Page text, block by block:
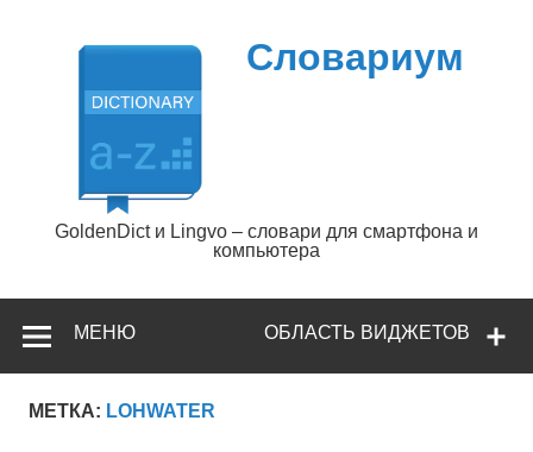
содержимому
Словариум
GoldenDict и Lingvo – словари для смартфона и
компьютера
ОБЛАСТЬ ВИДЖЕТОВ
МЕНЮ
МЕТКА: LOHWATER